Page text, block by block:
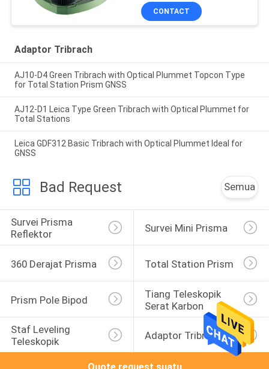
CONTACT
Adaptor Tribrach
AJ10-D4 Green Tribrach with Optical Plummet Topcon Type
for Total Station Prism GNSS
AJ12-D1 Leica Type Green Tribrach with Optical Plummet for
Total Stations
Leica GDF312 Basic Tribrach with Optical Plummet Ideal for
GNSS
Bad Request Semua
Survei Prisma
Reflektor
Survei Mini Prisma
360 Derajat Prisma Total Station Prism
Prism Pole Bipod
Tiang Teleskopik
Serat Karbon
Staf Leveling
Teleskopik
Adaptor Tribrach